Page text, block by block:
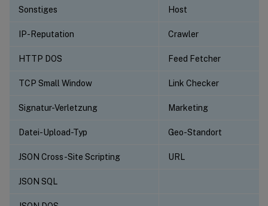
Sonstiges Host
IP-Reputation Crawler
HTTP DOS Feed Fetcher
TCP Small Window Link Checker
Signatur-Verletzung Marketing
Datei-Upload-Typ Geo-Standort
JSON Cross-Site Scripting URL
JSON SQL